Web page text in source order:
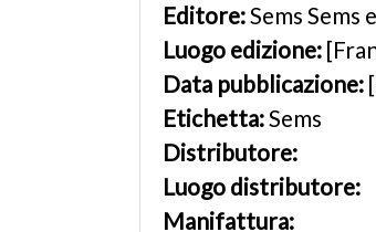
Editore:Sems Sems
Luogo edizione:
Data pubblicazione:
Etichetta:Sems
Distributore:
Luogo distributore:
Manifattura: